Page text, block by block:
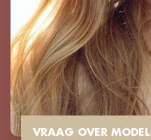
VRAAG OVER MODEL